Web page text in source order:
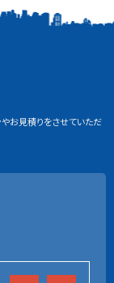
お見積りをさせていただ